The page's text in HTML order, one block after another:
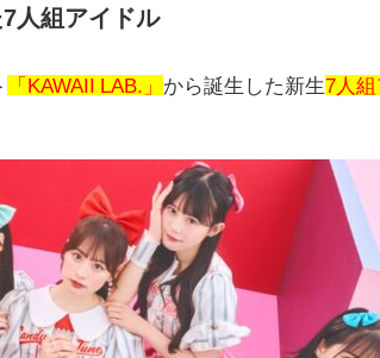
7人組アイドル
「KAWAII LAB.」 から誕生した新生7人組